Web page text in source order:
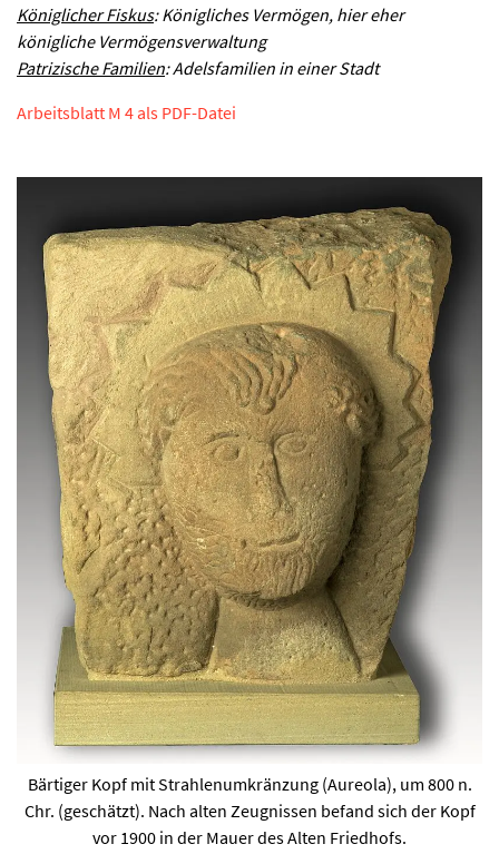
Königlicher Fiskus: Königliches Vermögen, hier eher
königliche Vermögensverwaltung
Patrizische Familien: Adelsfamilien in einer Stadt
Arbeitsblatt M 4 als PDF-Datei
Bärtiger Kopf mit Strahlenumkränzung (Aureola), um 800 n.
Chr. (geschätzt). Nach alten Zeugnissen befand sich der Kopf
vor 1900 in der Mauer des Alten Friedhofs.